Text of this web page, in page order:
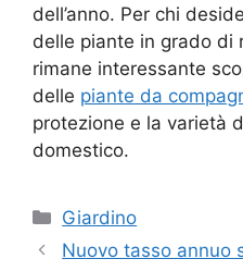
dell’anno. Per chi
delle piante in grado di
rimane interessante
delle piante da
protezione e la varietà
domestico.
Categorie
Giardino
Nuovo tasso annuo